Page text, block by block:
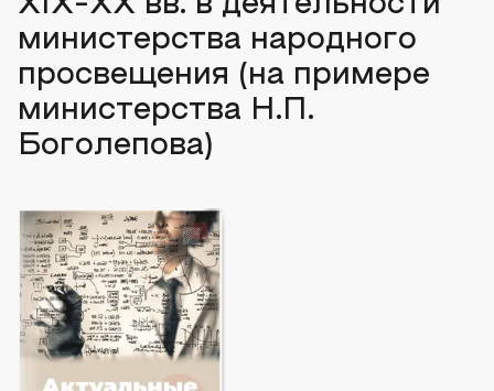
министерства народного
просвещения (на примере
министерства Н.П.
Боголепова)